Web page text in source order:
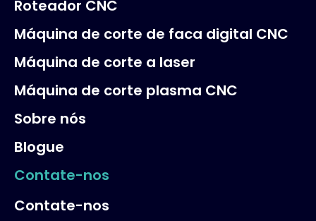
Roteador CNC
Máquina de corte de faca digital CNC
Máquina de corte a laser
Máquina de corte plasma CNC
Sobre nós
Blogue
Contate-nos
Contate-nos